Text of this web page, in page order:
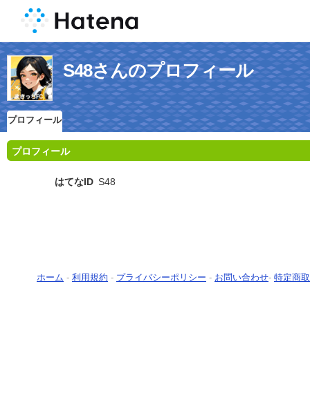
S48さんのプロフィール
プロフィール
プロフィール
はてなID S48
ホーム - 利用規約 - プライバシーポリシー - お問い合わせ- 特定商